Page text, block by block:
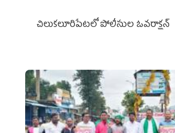
చిలుక‌లూరిపేట‌లో పోలీసుల ఓవ‌రాక్ష‌న్‌